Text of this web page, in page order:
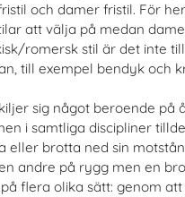
och damer fristil. För
att välja på medan
romersk stil är det inte
till exempel bendyk och
sig något beroende på
i samtliga discipliner
eller brotta ned sin
andre på rygg men en
flera olika sätt: genom